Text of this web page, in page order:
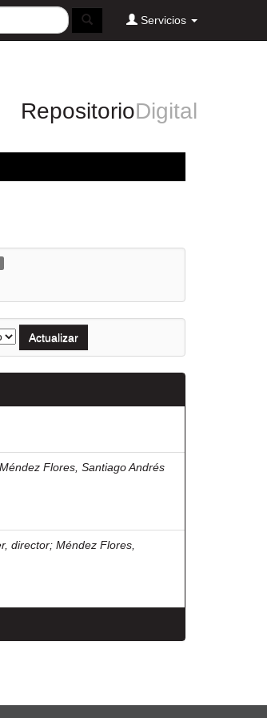
Servicios
RepositorioDigital
Méndez Flores, Santiago Andrés
director; Méndez Flores,